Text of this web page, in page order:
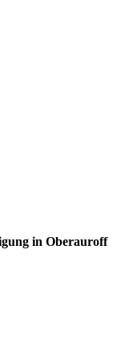
in Oberauroff